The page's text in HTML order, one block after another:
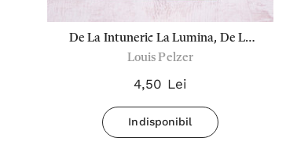
De La Intuneric La Lumina, De La
Moarte La Viata
Louis Pelzer
4,50 Lei
Indisponibil